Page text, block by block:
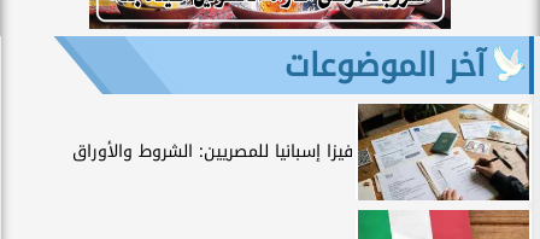
آخر الموضوعات
فيزا إسبانيا للمصريين: الشروط والأوراق